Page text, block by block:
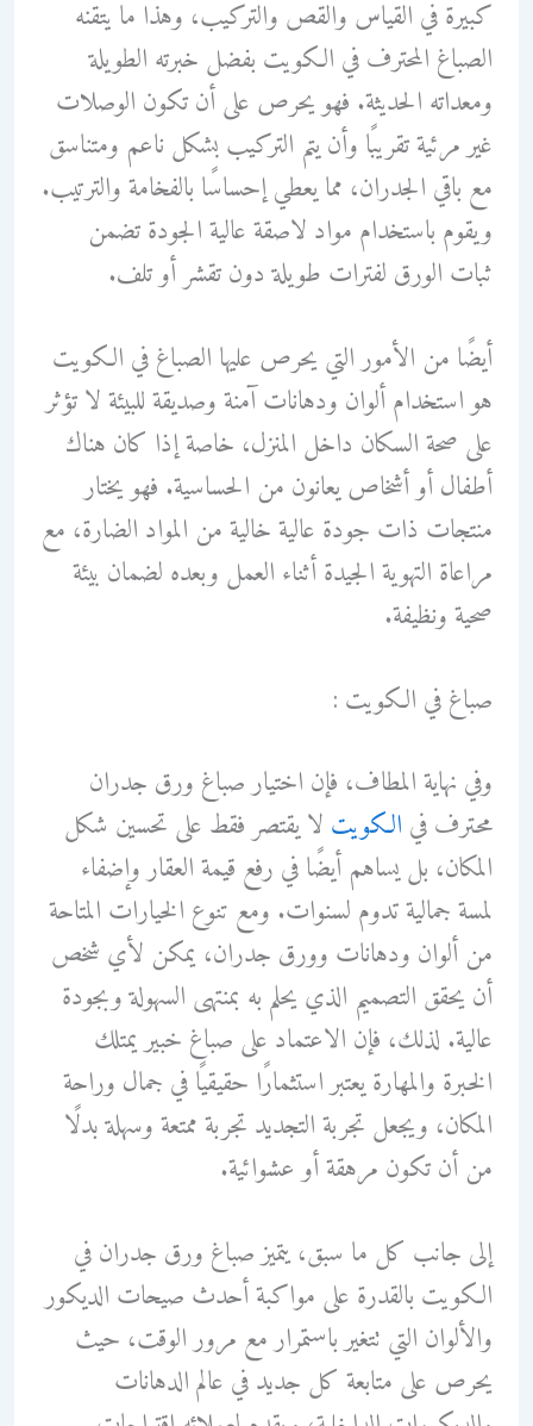
كبيرة في القياس والقص والتركيب، وهذا ما يتقنه
الصباغ المحترف في الكويت بفضل خبرته الطويلة
ومعداته الحديثة. فهو يحرص على أن تكون الوصلات
غير مرئية تقريبًا وأن يتم التركيب بشكل ناعم ومتناسق
مع باقي الجدران، مما يعطي إحساسًا بالفخامة والترتيب.
ويقوم باستخدام مواد لاصقة عالية الجودة تضمن
ثبات الورق لفترات طويلة دون تقشر أو تلف.
أيضًا من الأمور التي يحرص عليها الصباغ في الكويت
هو استخدام ألوان ودهانات آمنة وصديقة للبيئة لا تؤثر
على صحة السكان داخل المنزل، خاصة إذا كان هناك
أطفال أو أشخاص يعانون من الحساسية. فهو يختار
منتجات ذات جودة عالية خالية من المواد الضارة، مع
مراعاة التهوية الجيدة أثناء العمل وبعده لضمان بيئة
صحية ونظيفة.
صباغ في الكويت :
وفي نهاية المطاف، فإن اختيار صباغ ورق جدران
محترف في الكويت لا يقتصر فقط على تحسين شكل
المكان، بل يساهم أيضًا في رفع قيمة العقار وإضفاء
لمسة جمالية تدوم لسنوات. ومع تنوع الخيارات المتاحة
من ألوان ودهانات وورق جدران، يمكن لأي شخص
أن يحقق التصميم الذي يحلم به بمنتهى السهولة وبجودة
عالية. لذلك، فإن الاعتماد على صباغ خبير يمتلك
الخبرة والمهارة يعتبر استثمارًا حقيقيًا في جمال وراحة
المكان، ويجعل تجربة التجديد تجربة ممتعة وسهلة بدلًا
من أن تكون مرهقة أو عشوائية.
إلى جانب كل ما سبق، يتميز صباغ ورق جدران في
الكويت بالقدرة على مواكبة أحدث صيحات الديكور
والألوان التي تتغير باستمرار مع مرور الوقت، حيث
يحرص على متابعة كل جديد في عالم الدهانات